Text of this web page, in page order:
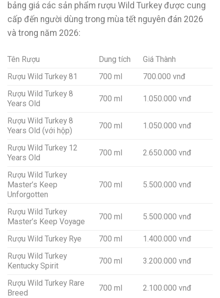
bảng giá các sản phẩm rượu Wild Turkey được cung
cấp đến người dùng trong mùa tết nguyên đán 2026
và trong năm 2026:
Tên Rượu Dung tích
Giá Thành
Rượu Wild Turkey 81
700 ml
700.000 vnđ
Rượu Wild Turkey 8
Years Old
700 ml 1.050.000 vnđ
Rượu Wild Turkey 8
Years Old (với hộp)
700 ml 1.050.000 vnđ
Rượu Wild Turkey 12
Years Old
700 ml 2.650.000 vnđ
Rượu Wild Turkey
Master’s Keep
Unforgotten
700 ml 5.500.000 vnđ
Rượu Wild Turkey
Master’s Keep Voyage
700 ml 5.500.000 vnđ
Rượu Wild Turkey Rye 700 ml
1.400.000 vnđ
Rượu Wild Turkey
Kentucky Spirit
700 ml 3.200.000 vnđ
Rượu Wild Turkey Rare
Breed
700 ml 2.100.000 vnđ